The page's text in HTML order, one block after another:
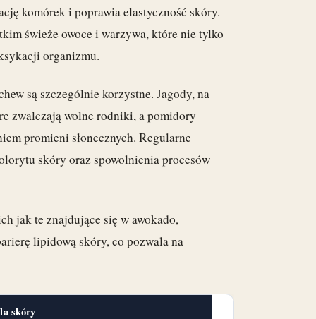
komórek i poprawia elastyczność skóry.
świeże owoce i warzywa, które nie tylko
organizmu.
są szczególnie korzystne. Jagody, na
zwalczają wolne rodniki, a pomidory
promieni słonecznych. Regularne
skóry oraz spowolnienia procesów
jak te znajdujące się w awokado,
lipidową skóry, co pozwala na
skóry